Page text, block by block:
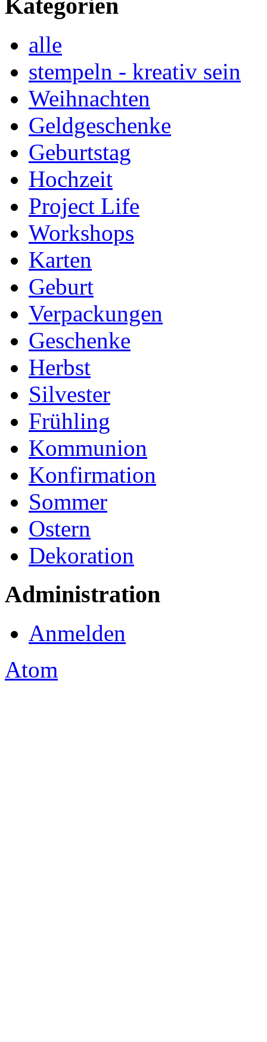
Kategorien
alle
stempeln - kreativ sein
Weihnachten
Geldgeschenke
Geburtstag
Hochzeit
Project Life
Workshops
Karten
Geburt
Verpackungen
Geschenke
Herbst
Silvester
Frühling
Kommunion
Konfirmation
Sommer
Ostern
Dekoration
Administration
Anmelden
Atom